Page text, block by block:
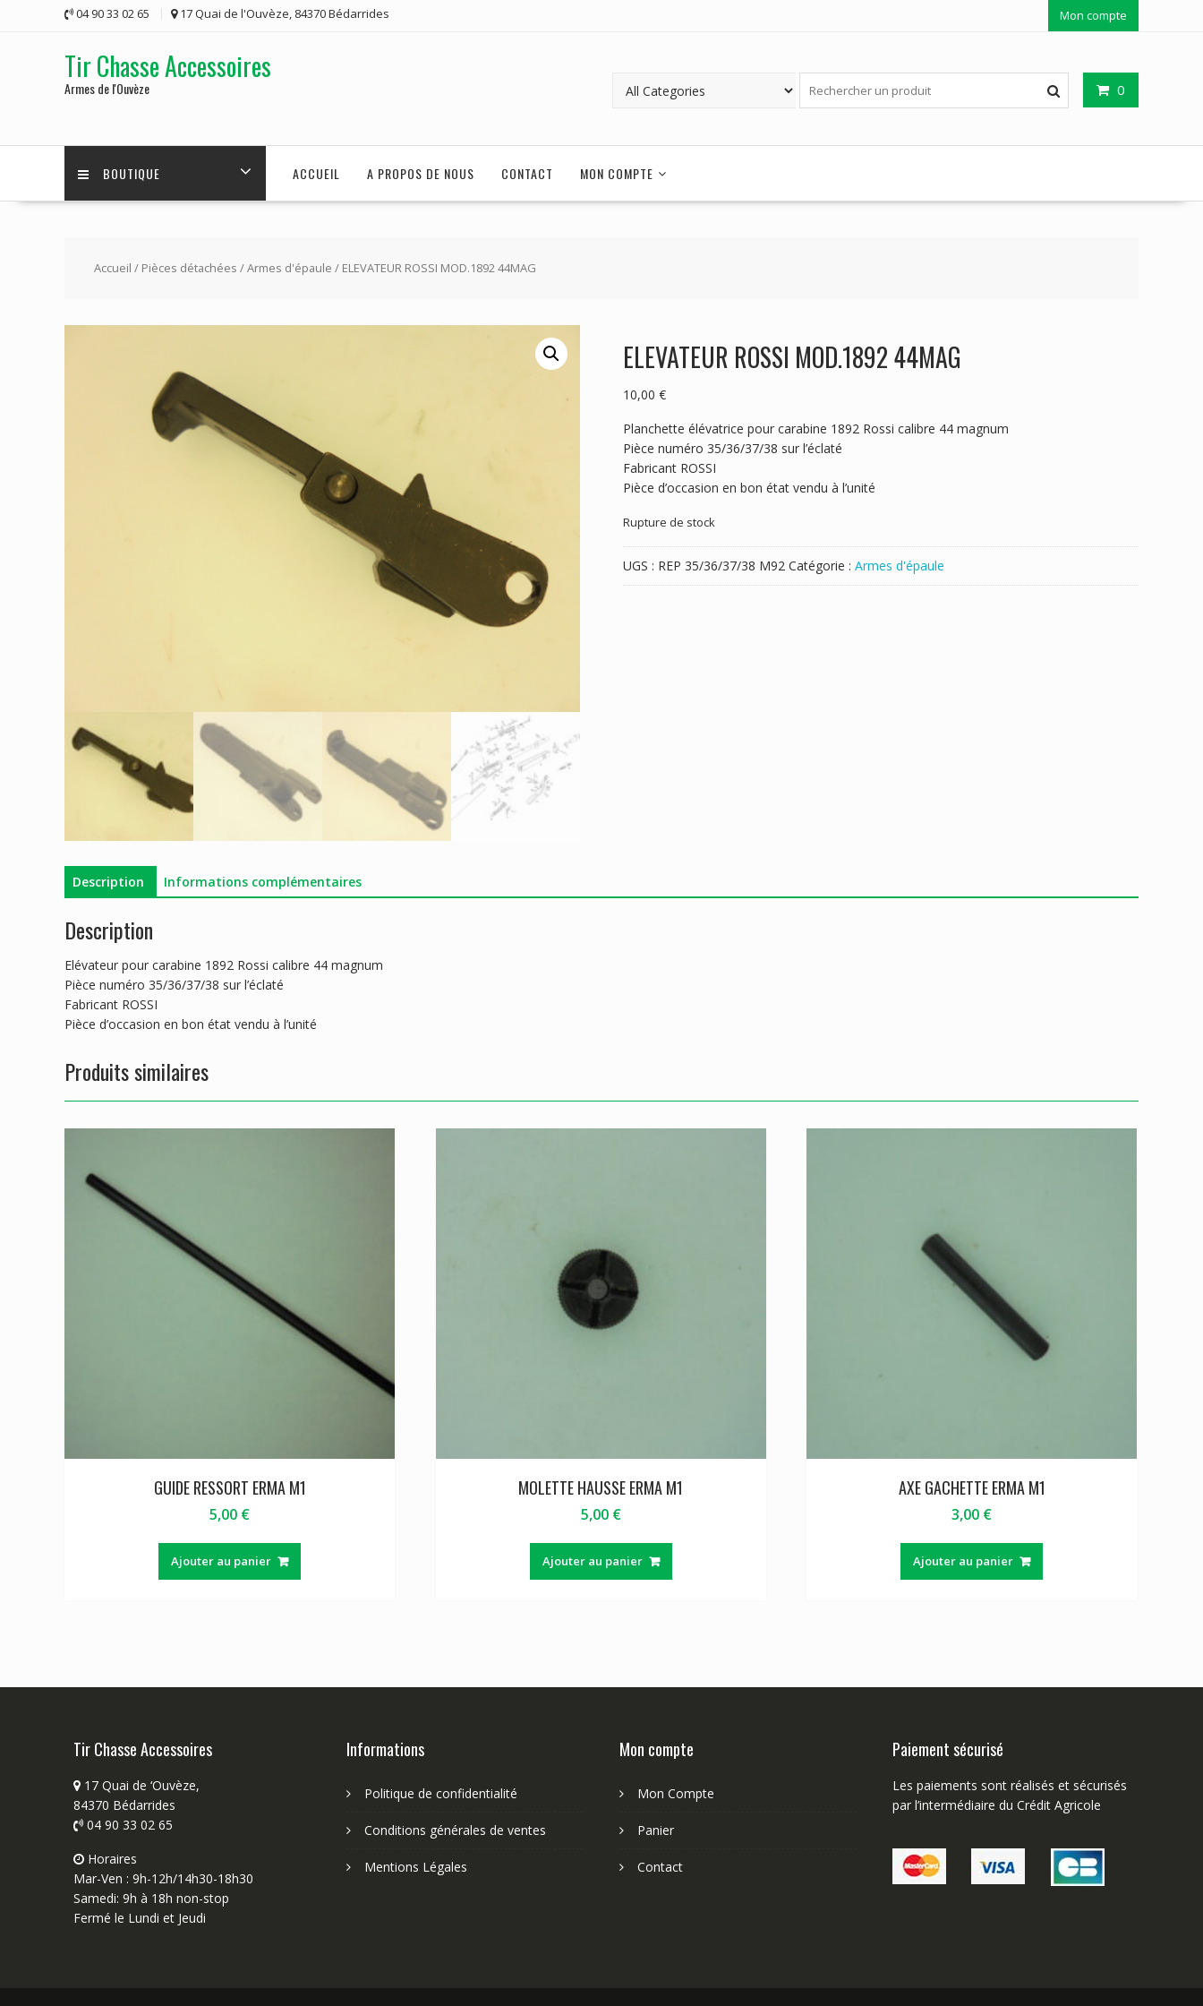
04 90 33 02 65 17 Quai de l'Ouvèze, 84370 Bédarrides Mon compte
Tir Chasse Accessoires
Armes de l'Ouvèze 0
BOUTIQUE ACCUEIL A PROPOS DE NOUS CONTACT MON COMPTE
Accueil / Pièces détachées /Armes d'épaule / ELEVATEUR ROSSI MOD.1892 44MAG
ELEVATEUR ROSSI MOD.1892 44MAG
10,00 €
Planchette élévatrice pour carabine 1892 Rossi calibre 44 magnum
Pièce numéro 35/36/37/38 sur l’éclaté
Fabricant ROSSI
Pièce d’occasion en bon état vendu à l’unité
Rupture de stock
UGS : REP 35/36/37/38 M92 Catégorie : Armes d'épaule
Description Informations complémentaires
Description
Elévateur pour carabine 1892 Rossi calibre 44 magnum
Pièce numéro 35/36/37/38 sur l’éclaté
Fabricant ROSSI
Pièce d’occasion en bon état vendu à l’unité
Produits similaires
GUIDE RESSORT ERMA M1
5,00 €
Ajouter au panier
MOLETTE HAUSSE ERMA M1
5,00 €
Ajouter au panier
AXE GACHETTE ERMA M1
3,00 €
Ajouter au panier
Tir Chasse Accessoires
17 Quai de ‘Ouvèze,
84370 Bédarrides
04 90 33 02 65
Horaires
Mar-Ven : 9h-12h/14h30-18h30
Samedi: 9h à 18h non-stop
Fermé le Lundi et Jeudi
Informations
Politique de confidentialité
Conditions générales de ventes
Mentions Légales
Mon compte
Mon Compte
Panier
Contact
Paiement sécurisé
Les paiements sont réalisés et sécurisés
par l’intermédiaire du Crédit Agricole